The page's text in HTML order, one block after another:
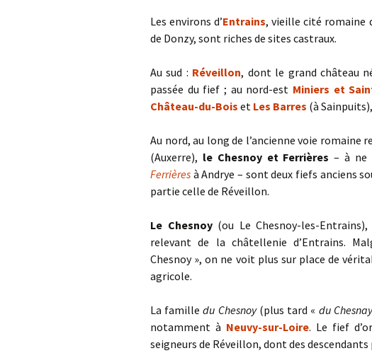
Les environs d’Entrains, vieille cité romaine
de Donzy, sont riches de sites castraux.
Au sud : Réveillon, dont le grand château
passée du fief ; au nord-est Miniers et
Château-du-Bois et Les Barres (à
Au nord, au long de l’ancienne voie romaine
(Auxerre), le Chesnoy et Ferrières – à ne
Ferrières à Andrye – sont deux fiefs anciens
partie celle de Réveillon.
Le Chesnoy(ou Le Chesnoy-les-
relevant de la châtellenie d’Entrains.
Chesnoy », on ne voit plus sur place de
agricole.
La familledu Chesnoy(plus tard « du
notamment à Neuvy-sur-Loire. Le fief
seigneurs de Réveillon, dont des descendants